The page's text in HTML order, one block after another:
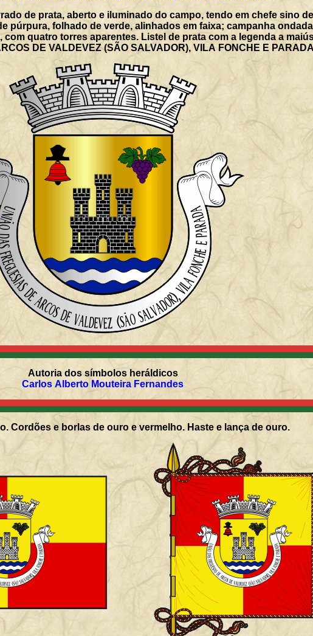
de prata, aberto e iluminado do campo, tendo em chefe sino
púrpura, folhado de verde, alinhados em faixa; campanha
quatro torres aparentes. Listel de prata com a legenda a
DE VALDEVEZ (SÃO SALVADOR), VILA FONCHE E
Autoria dos símbolos heráldicos
Carlos Alberto Mouteira Fernandes
Cordões e borlas de ouro e vermelho. Haste e lança de ouro.